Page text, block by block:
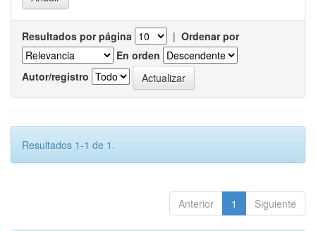
Resultados por página | Ordenar por
En orden
Autor/registro
Resultados 1-1 de 1.
Anterior 1 Siguiente